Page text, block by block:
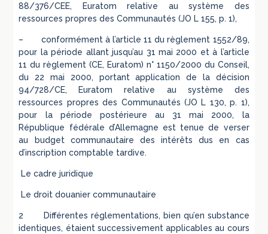
88/376/CEE, Euratom relative au système des
ressources propres des Communautés (JO L 155, p. 1),
– conformément à l’article 11 du règlement 1552/89,
pour la période allant jusqu’au 31 mai 2000 et à l’article
11 du règlement (CE, Euratom) n° 1150/2000 du Conseil,
du 22 mai 2000, portant application de la décision
94/728/CE, Euratom relative au système des
ressources propres des Communautés (JO L 130, p. 1),
pour la période postérieure au 31 mai 2000, la
République fédérale d’Allemagne est tenue de verser
au budget communautaire des intérêts dus en cas
d’inscription comptable tardive.
Le cadre juridique
Le droit douanier communautaire
2 Différentes réglementations, bien qu’en substance
identiques, étaient successivement applicables au cours